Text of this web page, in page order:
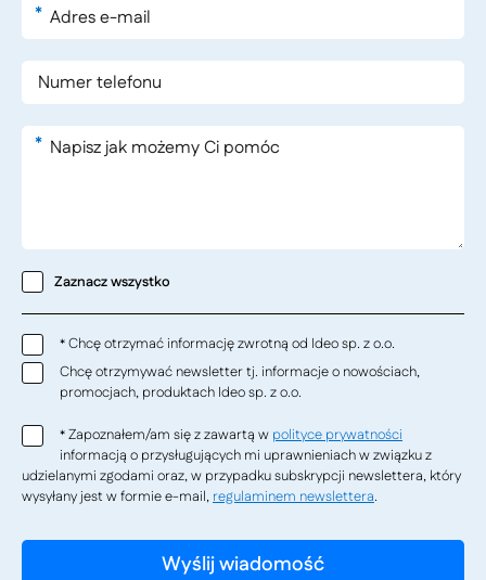
*
*
Zaznacz wszystko
*Chcę otrzymać informację zwrotną od Ideo sp. z o.o.
Chcę otrzymywać newsletter tj. informacje o nowościach,
promocjach, produktach Ideo sp. z o.o.
*Zapoznałem/am się z zawartą w polityce prywatności
informacją o przysługujących mi uprawnieniach w związku z
udzielanymi zgodami oraz, w przypadku subskrypcji newslettera, który
wysyłany jest w formie e-mail, regulaminem newslettera.